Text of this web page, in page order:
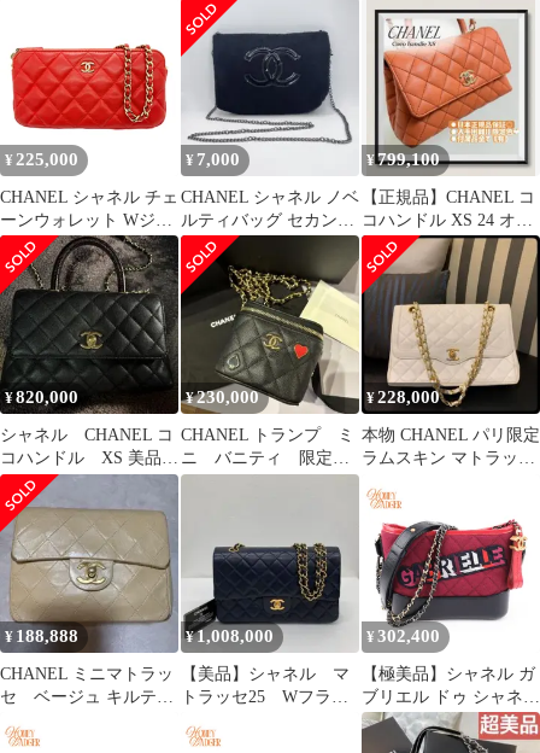
ト
ダーバッグ ラムスキン
ピンク
¥ 225,000
CHANEL シャネル チェ
ーンウォレット Wジッ
プ 財布 バッグ ラムス
キン レッド 23番台
2016年～2017年製造 G
カード付き AP0248 斜
め掛け ショルダー レザ
ー レディース 【ブラン
ドギャラリー千林店】
¥ 7,000
CHANEL シャネル ノベ
ルティバッグ セカンド
バッグ チェーン ブラッ
ク 黒
¥799,100
【正規品】CHANEL コ
コハンドル XS 24 オレ
ンジ マロン キャメル
¥820,000
シャネル CHANEL コ
コハンドル XS 美品
ブラック 2023年モデ
ル
¥230,000
CHANEL トランプ ミ
ニ バニティ 限定
ブラック キャビアス
¥228,000
本物 CHANEL パリ限定
ラムスキン マトラッセ
ッグ
¥ 188,888
CHANEL ミニマトラッ
セ ベージュ キルティ
¥1,008,000
【美品】シャネル マ
トラッセ25 Wフラッ
キン ネイビー
¥ 302,400
【極美品】シャネル ガ
ブリエル ドゥ シャネル
スモール ロゴワッペン
ボルドー